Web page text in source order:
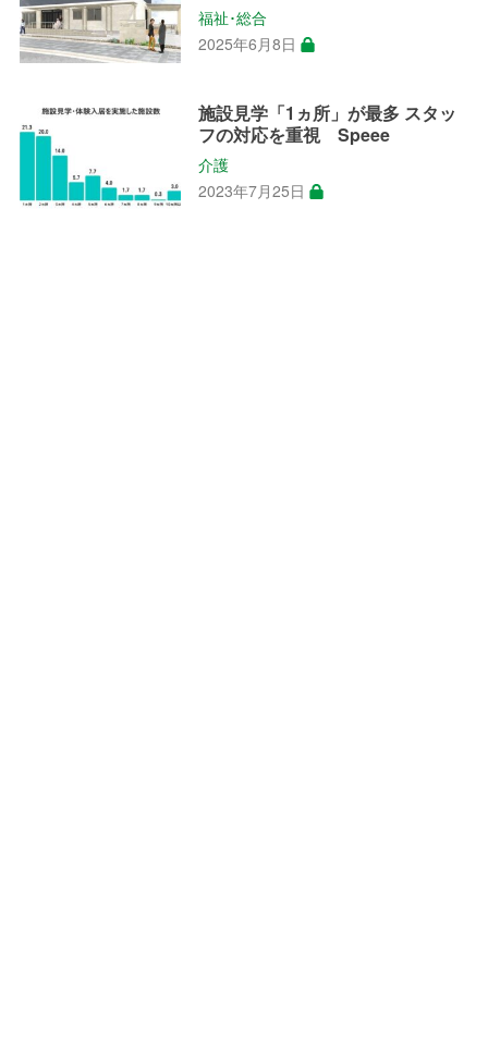
福祉･総合
2025年6月8日
施設見学「1ヵ所」が最多 スタッ
フの対応を重視 Speee
介護
2023年7月25日